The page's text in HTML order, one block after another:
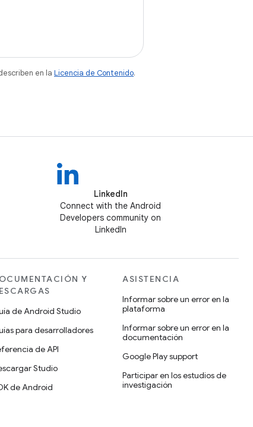
en la Licencia de Contenido.
LinkedIn
Connect with the Android
Developers community on
LinkedIn
Y
de Android Studio
para desarrolladores
de API
Studio
de Android
ASISTENCIA
Informar sobre un error en la
plataforma
Informar sobre un error en la
documentación
Google Play support
Participar en los estudios de
investigación